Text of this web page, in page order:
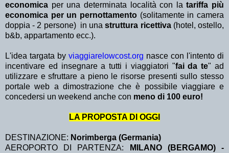
economica per una determinata località con latariffa più
economica per un pernottamento (solitamente in camera
doppia - 2 persone) in unastruttura ricettiva(hotel, ostello,
b&b, appartamento ecc.).
L'idea targata by viaggiarelowcost.org nasce con l'intento di
incentivare ed insegnare a tutti i viaggiatori "fai da te" ad
utilizzare e sfruttare a pieno le risorse presenti sullo stesso
portale web a dimostrazione che è possibile viaggiare e
concedersi un weekend anche con meno di 100 euro!
LA PROPOSTA DI OGGI
DESTINAZIONE: Norimberga (Germania)
AEROPORTO DI PARTENZA:
MILANO (BERGAMO) -